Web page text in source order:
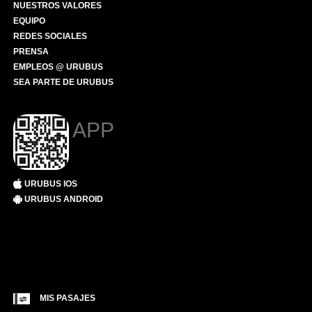
NUESTROS VALORES
EQUIPO
REDES SOCIALES
PRENSA
EMPLEOS @ URUBUS
SEA PARTE DE URUBUS
APP
URUBUS IOS
URUBUS ANDROID
MIS PASAJES